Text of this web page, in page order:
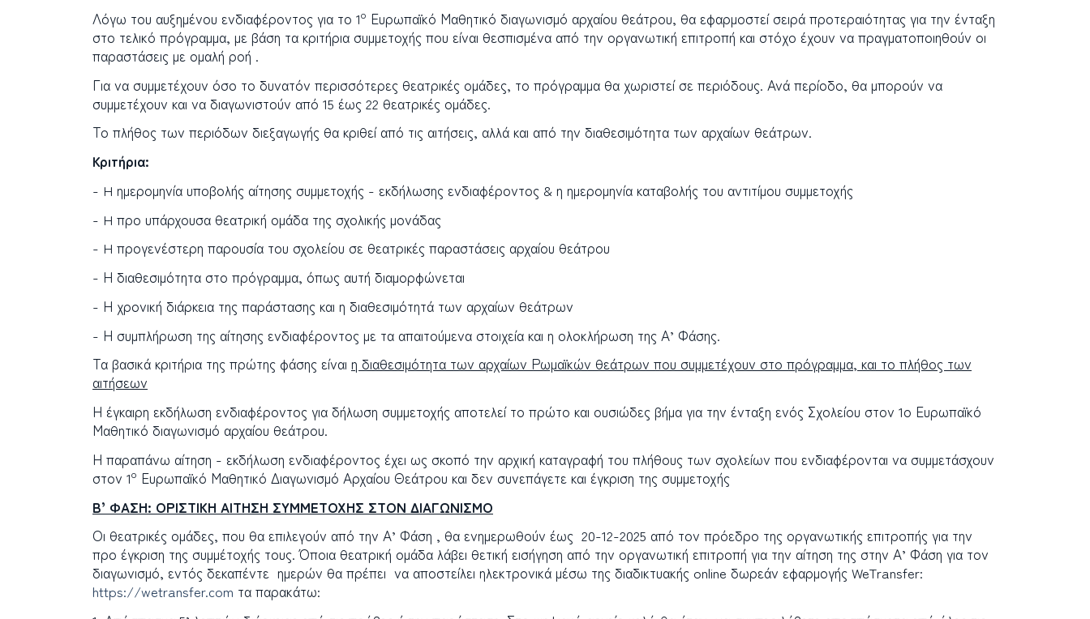
Λόγω του αυξημένου ενδιαφέροντος για το 1ο Ευρωπαϊκό Μαθητικό διαγωνισμό αρχαίου θεάτρου, θα εφαρμοστεί σειρά προτεραιότητας για την ένταξη
στο τελικό πρόγραμμα, με βάση τα κριτήρια συμμετοχής που είναι θεσπισμένα από την οργανωτική επιτροπή και στόχο έχουν να πραγματοποιηθούν οι
παραστάσεις με ομαλή ροή .
Για να συμμετέχουν όσο το δυνατόν περισσότερες θεατρικές ομάδες, το πρόγραμμα θα χωριστεί σε περιόδους. Ανά περίοδο, θα μπορούν να
συμμετέχουν και να διαγωνιστούν από 15 έως 22 θεατρικές ομάδες.
Το πλήθος των περιόδων διεξαγωγής θα κριθεί από τις αιτήσεις, αλλά και από την διαθεσιμότητα των αρχαίων θεάτρων.
Κριτήρια:
- H ημερομηνία υποβολής αίτησης συμμετοχής - εκδήλωσης ενδιαφέροντος & η ημερομηνία καταβολής του αντιτίμου συμμετοχής
- H προ υπάρχουσα θεατρική ομάδα της σχολικής μονάδας
- H προγενέστερη παρουσία του σχολείου σε θεατρικές παραστάσεις αρχαίου θεάτρου
- Η διαθεσιμότητα στο πρόγραμμα, όπως αυτή διαμορφώνεται
- Η χρονική διάρκεια της παράστασης και η διαθεσιμότητά των αρχαίων θεάτρων
- Η συμπλήρωση της αίτησης ενδιαφέροντος με τα απαιτούμενα στοιχεία και η ολοκλήρωση της Α’ Φάσης.
Τα βασικά κριτήρια της πρώτης φάσης είναι η διαθεσιμότητα των αρχαίων Ρωμαϊκών θεάτρων που συμμετέχουν στο πρόγραμμα, και το πλήθος των
αιτήσεων
Η έγκαιρη εκδήλωση ενδιαφέροντος για δήλωση συμμετοχής αποτελεί το πρώτο και ουσιώδες βήμα για την ένταξη ενός Σχολείου στον 1ο Ευρωπαϊκό
Μαθητικό διαγωνισμό αρχαίου θεάτρου.
Η παραπάνω αίτηση - εκδήλωση ενδιαφέροντος έχει ως σκοπό την αρχική καταγραφή του πλήθους των σχολείων που ενδιαφέρονται να συμμετάσχουν
στον 1ο Ευρωπαϊκό Μαθητικό Διαγωνισμό Αρχαίου Θεάτρου και δεν συνεπάγετε και έγκριση της συμμετοχής
Β’ ΦΑΣΗ: ΟΡΙΣΤΙΚΗ ΑΙΤΗΣΗ ΣΥΜΜΕΤΟΧΗΣ ΣΤΟΝ ΔΙΑΓΩΝΙΣΜΟ
Οι θεατρικές ομάδες, που θα επιλεγούν από την Α’ Φάση , θα ενημερωθούν έως 20-12-2025 από τον πρόεδρο της οργανωτικής επιτροπής για την
προ έγκριση της συμμέτοχής τους. Όποια θεατρική ομάδα λάβει θετική εισήγηση από την οργανωτική επιτροπή για την αίτηση της στην Α’ Φάση για τον
διαγωνισμό, εντός δεκαπέντε ημερών θα πρέπει να αποστείλει ηλεκτρονικά μέσω της διαδικτυακής online δωρεάν εφαρμογής WeTransfer:
https://wetransfer.com τα παρακάτω: